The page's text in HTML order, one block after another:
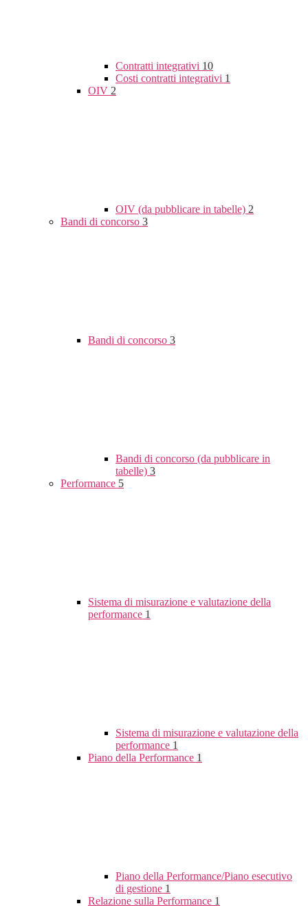
Contratti integrativi 10
Costi contratti integrativi 1
OIV 2
OIV (da pubblicare in tabelle) 2
Bandi di concorso 3
Bandi di concorso 3
Bandi di concorso (da pubblicare in
tabelle) 3
Performance 5
Sistema di misurazione e valutazione della
performance 1
Sistema di misurazione e valutazione della
performance 1
Piano della Performance 1
Piano della Performance/Piano esecutivo
di gestione 1
Relazione sulla Performance 1